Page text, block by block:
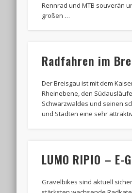
Rennrad und MTB souverän
großen …
Radfahren im
Der Breisgau ist mit dem
Rheinebene, den
Schwarzwaldes und seinen
und Städten eine sehr
LUMO RIPIO – E-
Gravelbikes sind aktuell